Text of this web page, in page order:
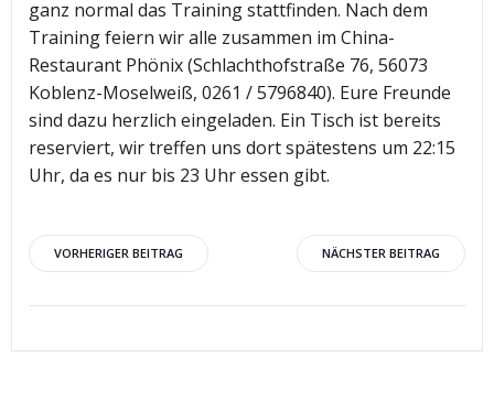
ganz normal das Training stattfinden. Nach dem
Training feiern wir alle zusammen im China-
Restaurant Phönix (Schlachthofstraße 76, 56073
Koblenz-Moselweiß, 0261 / 5796840). Eure Freunde
sind dazu herzlich eingeladen. Ein Tisch ist bereits
reserviert, wir treffen uns dort spätestens um 22:15
Uhr, da es nur bis 23 Uhr essen gibt.
Beitragsnavigation
VORHERIGER BEITRAG NÄCHSTER BEITRAG